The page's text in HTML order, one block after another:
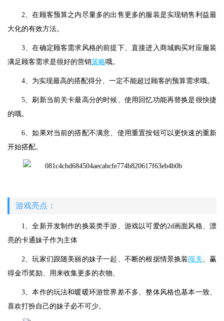
2、在顾客预算之内尽量多的出售更多的服装是实现销售利益最
大化的有效方法。
3、在确定顾客需求风格的前提下、直接进入商城购买对应服装
满足顾客需求是很好的营销策略哦。
4、为实现最高的搭配得分、一定不能超过顾客的预算需求哦。
5、刷新当前关卡最高分的时候、使用回忆功能再替换是很快捷
的哦。
6、如果对当前的搭配不满意、使用重置按钮可以更快速的重新
开始搭配。
游戏亮点：
1、全新开发制作的换装类手游、游戏以可爱的2d画面风格、漂
亮的卡通妹子作为主体
2、玩家们跟随美丽的妹子一起、不断的根据情景换装闯关、赢
得金币奖励、用来收集更多的衣物、
3、本作的玩法和暖暖环游世界差不多、整体风格也基本一致、
喜欢打扮自己的妹子必不可少。